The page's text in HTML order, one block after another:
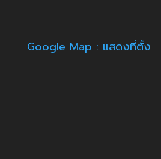
Google Map : แสดงที่ตั้ง